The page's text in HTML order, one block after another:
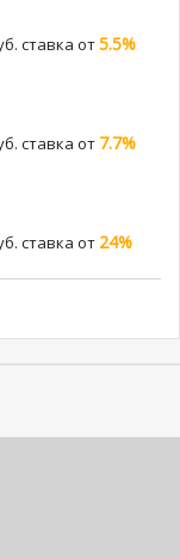
cтавка от5.5%
cтавка от 7.7%
cтавка от 24%